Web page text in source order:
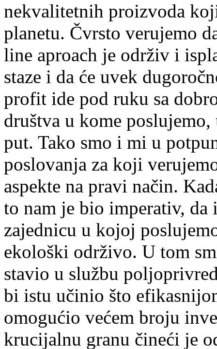
nekvalitetnih proizvoda
planetu. Čvrsto verujemo
line aproach je održiv i
staze i da će uvek
profit ide pod ruku sa
društva u kome
put. Tako smo i mi u
poslovanja za koji
aspekte na pravi način.
to nam je bio imperativ,
zajednicu u kojoj
ekološki održivo. U tom
stavio u službu
bi istu učinio što
omogućio većem broju
krucijalnu granu čineći je